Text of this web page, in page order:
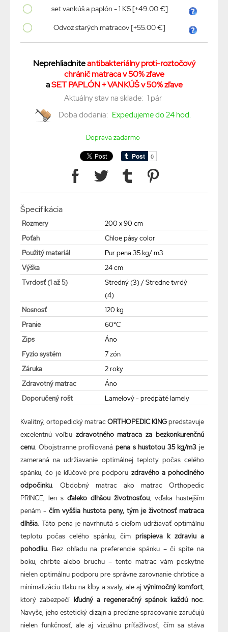
set vankúš a paplón - 1 KS [+49.00 €]
Odvoz starých matracov [+55.00 €]
Neprehliadniteantibakteriálny proti-roztočový
chránič matraca v 50% zľave
aSET PAPLÓN + VANKÚŠ v 50% zľave
Aktuálny stav na sklade: 1 pár
Doba dodania: Expedujeme do 24 hod.
Doprava zadarmo
Špecifikácia
Rozmery
200 x 90 cm
Poťah
Chloe pásy color
Použitý materiál
Pur pena 35 kg/ m3
Výška
24 cm
Tvrdosť (1 až 5)
Stredný (3) / Stredne tvrdý
(4)
Nosnosť
120 kg
Pranie
60°C
Zips
Áno
Fyzio systém
7 zón
Záruka
2 roky
Zdravotný matrac
Áno
Doporučený rošt
Lamelový - predpäté lamely
Kvalitný, ortopedický matracORTHOPEDIC KINGpredstavuje
excelentnú voľbu zdravotného matraca za bezkonkurenčnú
cenu. Obojstranne profilovaná pena s hustotou 35 kg/m3 je
zameraná na udržiavanie optimálnej teploty počas celého
spánku, čo je kľúčové pre podporu zdravého a pohodlného
odpočinku. Obdobný matrac ako matrac Orthopedic
PRINCE, len s ďaleko dlhšou životnosťou, vďaka hustejším
penám - čím vyššia hustota peny, tým je životnosť matraca
dlhšia. Táto pena je navrhnutá s cieľom udržiavať optimálnu
teplotu počas celého spánku, čím prispieva k zdraviu a
pohodliu. Bez ohľadu na preferencie spánku – či spíte na
boku, chrbte alebo bruchu – tento matrac vám poskytne
nielen optimálnu podporu pre správne zarovnanie chrbtice a
minimalizáciu tlaku na kĺby a svaly, ale aj výnimočný komfort,
ktorý zabezpečí kľudný a regeneračný spánok každú noc.
Navyše, jeho estetický dizajn a precízne spracovanie zaručujú
nielen funkčnosť, ale aj vizuálnu príťažlivosť, čím sa stáva